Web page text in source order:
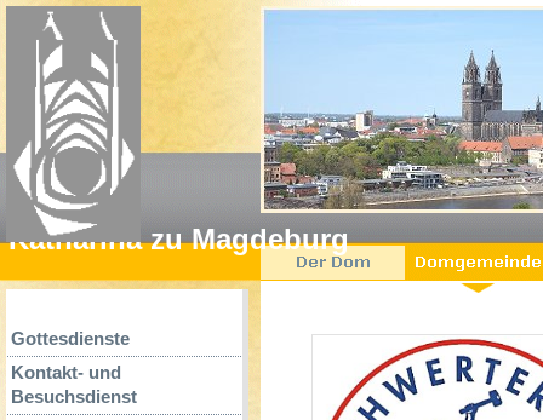
Katharina zu Magdeburg
Gottesdienste
Kontakt- und
Besuchsdienst